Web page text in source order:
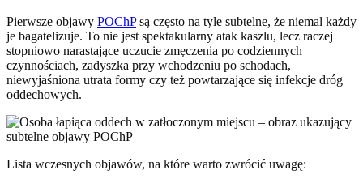
Pierwsze objawy POChPsą często na tyle subtelne, że niemal każdy
je bagatelizuje. To nie jest spektakularny atak kaszlu, lecz raczej
stopniowo narastające uczucie zmęczenia po codziennych
czynnościach, zadyszka przy wchodzeniu po schodach,
niewyjaśniona utrata formy czy też powtarzające się infekcje dróg
oddechowych.
Lista wczesnych objawów, na które warto zwrócić uwagę: